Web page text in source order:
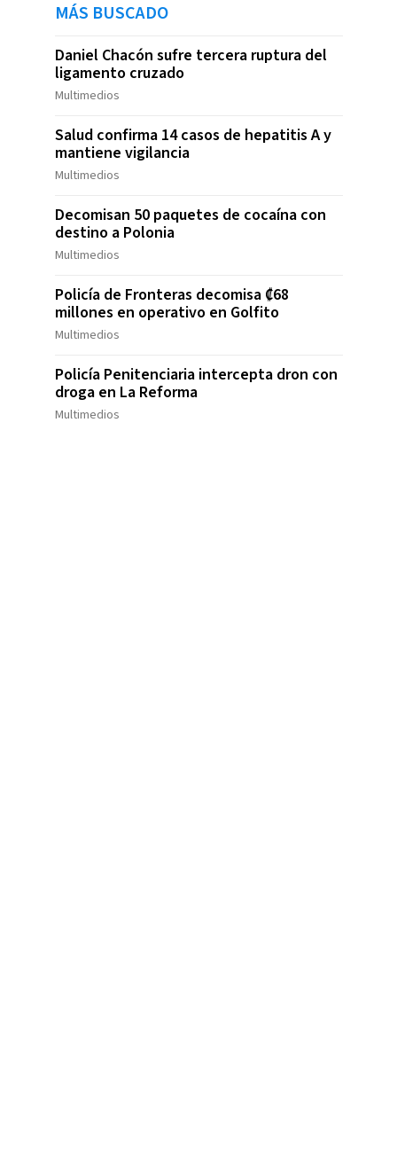
MÁS BUSCADO
Daniel Chacón sufre tercera ruptura del
ligamento cruzado
Multimedios
Salud confirma 14 casos de hepatitis A y
mantiene vigilancia
Multimedios
Decomisan 50 paquetes de cocaína con
destino a Polonia
Multimedios
Policía de Fronteras decomisa ₡68
millones en operativo en Golfito
Multimedios
Policía Penitenciaria intercepta dron con
droga en La Reforma
Multimedios